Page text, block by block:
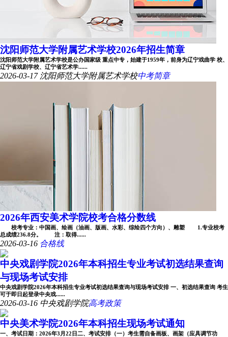
沈阳师范大学附属艺术学校2026年招生简章
沈阳师范大学附属艺术学校是公办国家级 重点中专，始建于1959年，前身为辽宁戏曲学 校、
辽宁省戏剧学校、辽宁省艺术学......
2026-03-17 沈阳师范大学附属艺术学校中考简章
2026年西安美术学院校考合格分数线
校考专业：中国画、绘画（油画、版画、水彩、综绘四个方向）、雕塑 1.专业校考
总成绩236.8分。 注：取得......
2026-03-16 合格线
中央戏剧学院2026年本科招生专业考试初选结果查询
与现场考试安排
中央戏剧学院2026年本科招生专业考试初选结果查询与现场考试安排 一、初选结果查询 考生
可于即日起登录中央戏......
2026-03-16 中央戏剧学院高考政策
中央美术学院2026年本科招生现场考试通知
一、考试日期：2026年3月22日二、考试安排（一）考生需自备画板、画架（应具调节功